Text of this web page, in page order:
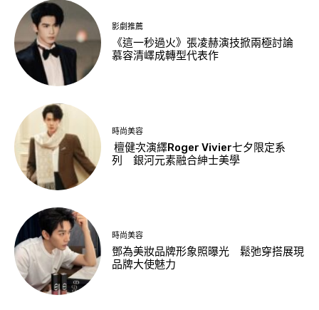
影劇推薦
《這一秒過火》張凌赫演技掀兩極討論
慕容清嶧成轉型代表作
時尚美容
檀健次演繹Roger Vivier七夕限定系
列 銀河元素融合紳士美學
時尚美容
鄧為美妝品牌形象照曝光 鬆弛穿搭展現
品牌大使魅力